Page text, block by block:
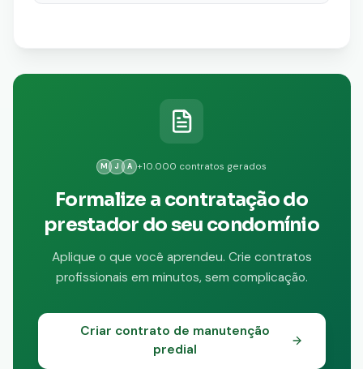
M J A +10.000 contratos gerados
Formalize a contratação do
prestador do seu condomínio
Aplique o que você aprendeu. Crie contratos
profissionais em minutos, sem complicação.
Criar contrato de manutenção
predial